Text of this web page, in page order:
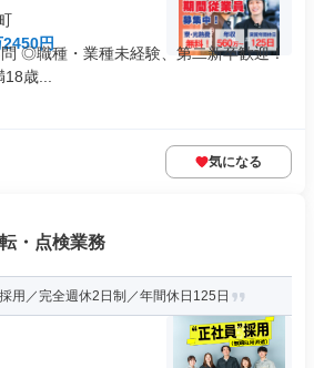
円
◎職種・業種未経験、第二新卒歓迎！
歳...
気になる
・点検業務
用／完全週休2日制／年間休日125日